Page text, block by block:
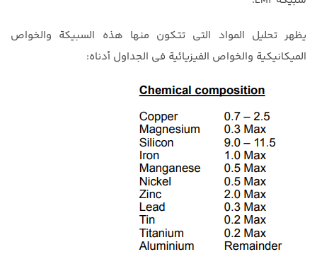
يظهر تحليل المواد التي تتكون منها هذه السبيكة والخواص
الميكانيكية والخواص الفيزيائية في الجداول أدناه: